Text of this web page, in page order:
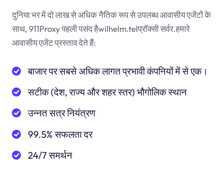
दुनिया भर में दो लाख से अधिक नैतिक रूप से उपलब्ध आवासीय एजेंटों के
साथ, 911Proxy पहली पसंद हैwilhelm.telप्रॉक्सी सर्वर.हमारे
आवासीय एजेंट प्रस्ताव देते हैं:
बाजार पर सबसे अधिक लागत प्रभावी कंपनियों में से एक।
सटीक (देश, राज्य और शहर स्तर) भौगोलिक स्थान
उन्नत सत्र नियंत्रण
99.5% सफलता दर
24/7 समर्थन